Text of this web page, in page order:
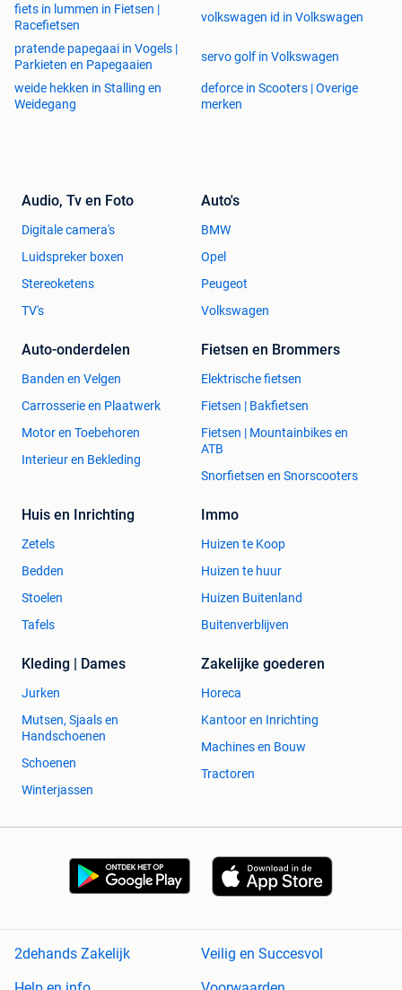
fiets in lummen in Fietsen |
Racefietsen
volkswagen id in Volkswagen
pratende papegaai in Vogels |
Parkieten en Papegaaien
servo golf in Volkswagen
weide hekken in Stalling en
Weidegang
deforce in Scooters | Overige
merken
Audio, Tv en Foto
Digitale camera's
Luidspreker boxen
Stereoketens
TV's
Auto's
BMW
Opel
Peugeot
Volkswagen
Auto-onderdelen
Banden en Velgen
Carrosserie en Plaatwerk
Motor en Toebehoren
Interieur en Bekleding
Fietsen en Brommers
Elektrische fietsen
Fietsen | Bakfietsen
Fietsen | Mountainbikes en
ATB
Snorfietsen en Snorscooters
Huis en Inrichting
Zetels
Bedden
Stoelen
Tafels
Immo
Huizen te Koop
Huizen te huur
Huizen Buitenland
Buitenverblijven
Kleding | Dames
Jurken
Mutsen, Sjaals en
Handschoenen
Schoenen
Winterjassen
Zakelijke goederen
Horeca
Kantoor en Inrichting
Machines en Bouw
Tractoren
2dehands Zakelijk
Veilig en Succesvol